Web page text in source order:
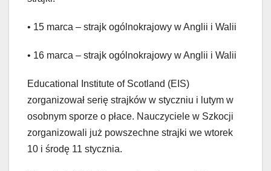
• 15 marca – strajk ogólnokrajowy w Anglii i Walii
• 16 marca – strajk ogólnokrajowy w Anglii i Walii
Educational Institute of Scotland (EIS)
zorganizował serię strajków w styczniu i lutym w
osobnym sporze o płace. Nauczyciele w Szkocji
zorganizowali już powszechne strajki we wtorek
10 i środę 11 stycznia.